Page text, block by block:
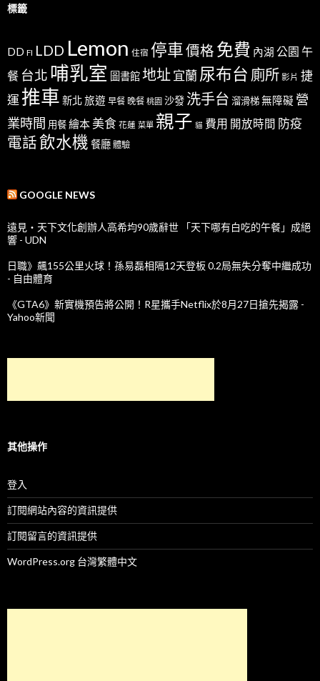
標籤
DD FI LDD Lemon 住宿 停車價格 免費 內湖 公園 午
餐 台北 哺乳室 圖書館地址宜蘭尿布台 廁所 影片 捷
運 推車 新北旅遊 早餐 晚餐 桃園 沙發 洗手台 溜滑梯無障礙 營
業時間 用餐繪本 美食 花蓮 菜單 親子 貓 費用 開放時間 防疫
電話飲水機 餐廳 體驗
GOOGLE NEWS
遠見‧天下文化創辦人高希均90歲辭世 「天下哪有白吃的午餐」成絕
響 - UDN
日職》飆155公里火球！孫易磊相隔12天登板 0.2局無失分奪中繼成功
- 自由體育
《GTA6》新實機預告將公開！R星攜手Netflix於8月27日搶先揭露 -
Yahoo新聞
其他操作
登入
訂閱網站內容的資訊提供
訂閱留言的資訊提供
WordPress.org 台灣繁體中文